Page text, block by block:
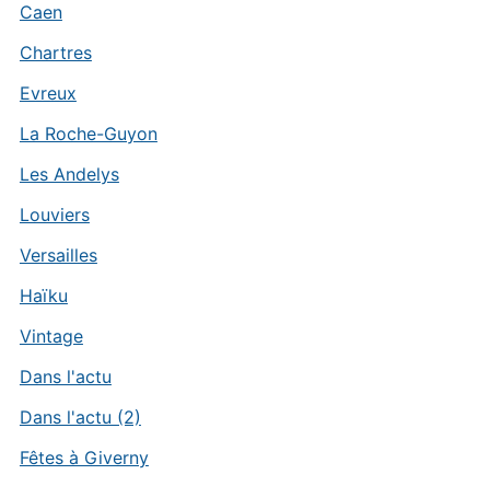
Caen
Chartres
Evreux
La Roche-Guyon
Les Andelys
Louviers
Versailles
Haïku
Vintage
Dans l'actu
Dans l'actu (2)
Fêtes à Giverny